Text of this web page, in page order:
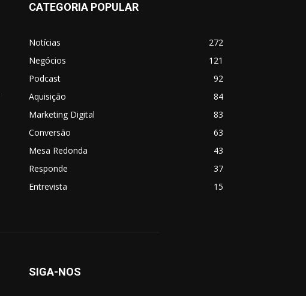
CATEGORIA POPULAR
Notícias
272
Negócios
121
Podcast
92
Aquisição
84
Marketing Digital
83
Conversão
63
Mesa Redonda
43
Responde
37
Entrevista
15
SIGA-NOS